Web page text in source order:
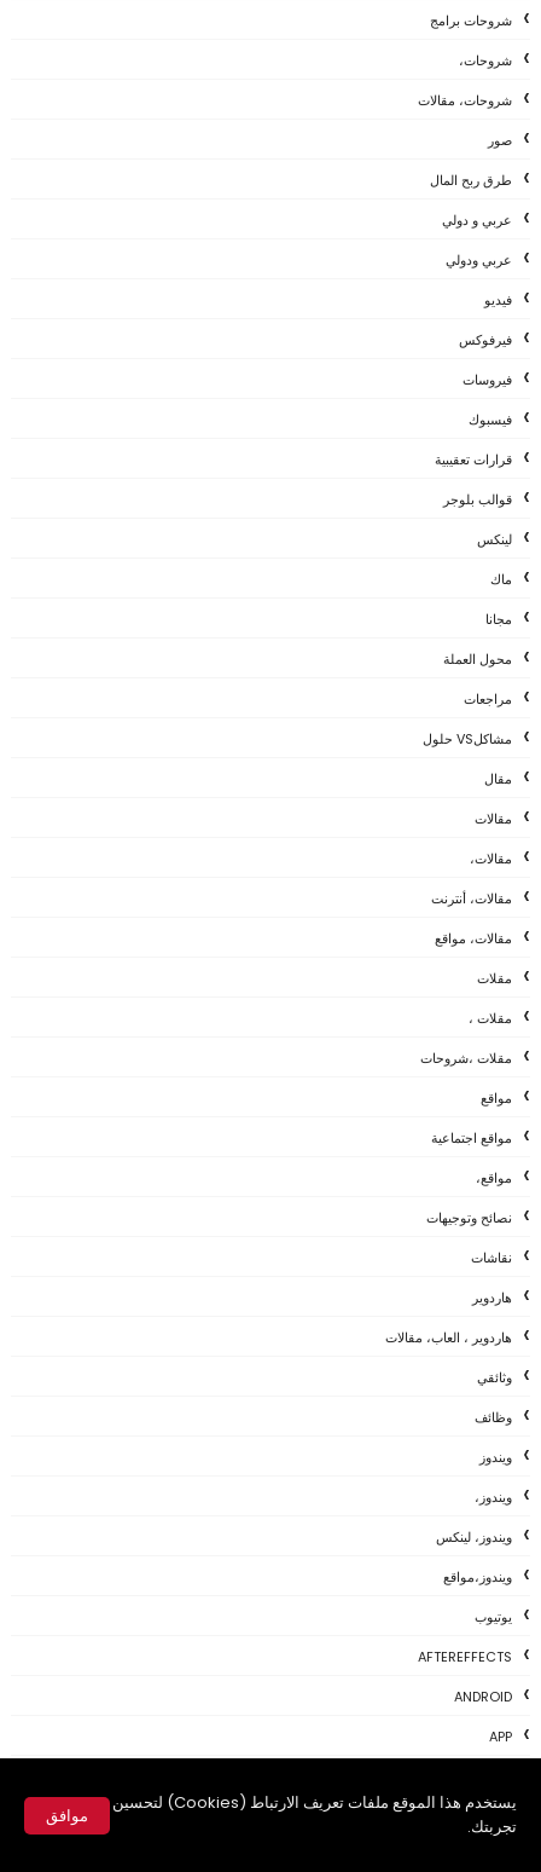
يستخدم هذا الموقع ملفات تعريف الارتباط (Cookies) لتحسين
تجربتك.
موافق
شروحات برامج
شروحات،
شروحات، مقالات
صور
طرق ربح المال
عربي و دولي
عربي ودولي
فيديو
فيرفوكس
فيروسات
فيسبوك
قرارات تعقيبية
قوالب بلوجر
لينكس
ماك
مجانا
محول العملة
مراجعات
مشاكلVS حلول
مقال
مقالات
مقالات،
مقالات، أنترنت
مقالات، مواقع
مقلات
مقلات ،
مقلات ،شروحات
مواقع
مواقع اجتماعية
مواقع،
نصائح وتوجيهات
نقاشات
هاردوير
هاردوير ، العاب، مقالات
وثائقي
وظائف
ويندوز
ويندوز،
ويندوز، لينكس
ويندوز،مواقع
يوتيوب
AFTEREFFECTS
ANDROID
APP
APPS